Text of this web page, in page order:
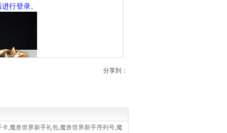
行登录。
分享到：
,魔兽世界新手礼包,魔兽世界新手序列号,魔